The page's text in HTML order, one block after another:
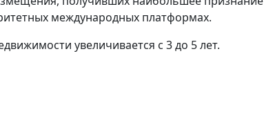
международных платформах.
увеличивается с 3 до 5 лет.